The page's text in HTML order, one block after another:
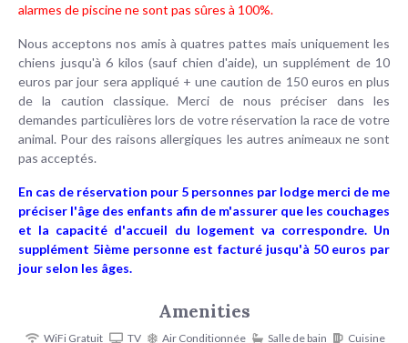
alarmes de piscine ne sont pas sûres à 100%.
Nous acceptons nos amis à quatres pattes mais uniquement les
chiens jusqu'à 6 kilos (sauf chien d'aide), un supplément de 10
euros par jour sera appliqué + une caution de 150 euros en plus
de la caution classique. Merci de nous préciser dans les
demandes particulières lors de votre réservation la race de votre
animal. Pour des raisons allergiques les autres animeaux ne sont
pas acceptés.
En cas de réservation pour 5 personnes par lodge merci de me
préciser l'âge des enfants afin de m'assurer que les couchages
et la capacité d'accueil du logement va correspondre. Un
supplément 5ième personne est facturé jusqu'à 50 euros par
jour selon les âges.
Amenities
WiFi Gratuit TV Air Conditionnée Salle de bain Cuisine